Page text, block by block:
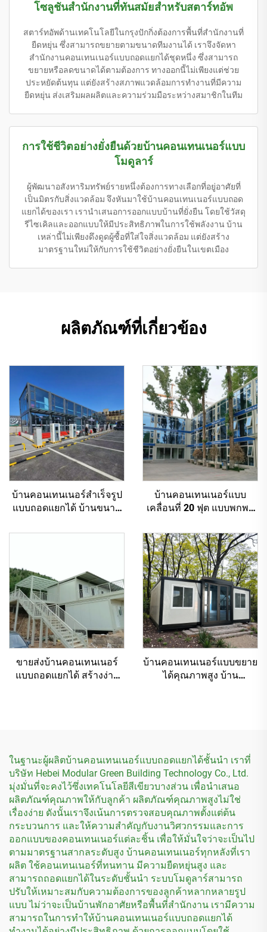
โซลูชันสำนักงานที่ทันสมัยสำหรับสตาร์ทอัพ
สตาร์ทอัพด้านเทคโนโลยีในกรุงปักกิ่งต้องการพื้นที่สำนักงานที่
ยืดหยุ่น ซึ่งสามารถขยายตามขนาดทีมงานได้ เราจึงจัดหา
สำนักงานคอนเทนเนอร์แบบถอดแยกได้ชุดหนึ่ง ซึ่งสามารถ
ขยายหรือลดขนาดได้ตามต้องการ ทางออกนี้ไม่เพียงแต่ช่วย
ประหยัดต้นทุน แต่ยังสร้างสภาพแวดล้อมการทำงานที่มีความ
ยืดหยุ่น ส่งเสริมผลผลิตและความร่วมมือระหว่างสมาชิกในทีม
การใช้ชีวิตอย่างยั่งยืนด้วยบ้านคอนเทนเนอร์แบบ
โมดูลาร์
ผู้พัฒนาอสังหาริมทรัพย์รายหนึ่งต้องการทางเลือกที่อยู่อาศัยที่
เป็นมิตรกับสิ่งแวดล้อม จึงหันมาใช้บ้านคอนเทนเนอร์แบบถอด
แยกได้ของเรา เรานำเสนอการออกแบบบ้านที่ยั่งยืน โดยใช้วัสดุ
รีไซเคิลและออกแบบให้มีประสิทธิภาพในการใช้พลังงาน บ้าน
เหล่านี้ไม่เพียงดึงดูดผู้ซื้อที่ใส่ใจสิ่งแวดล้อม แต่ยังสร้าง
มาตรฐานใหม่ให้กับการใช้ชีวิตอย่างยั่งยืนในเขตเมือง
ผลิตภัณฑ์ที่เกี่ยวข้อง
บ้านคอนเทนเนอร์สำเร็จรูป
แบบถอดแยกได้ บ้านขนาด
คอนเทนเนอร์แบบโมดูลาร์
บ้านคอนเทนเนอร์แบบ
เคลื่อนที่ 20 ฟุต แบบพกพา
ขายส่งบ้านคอนเทนเนอร์
แบบถอดแยกได้ สร้างง่าย
บ้านคอนเทนเนอร์แบบขยาย
ได้คุณภาพสูง บ้าน
ในฐานะผู้ผลิตบ้านคอนเทนเนอร์แบบถอดแยกได้ชั้นนำ เราที่
บริษัท Hebei Modular Green Building Technology Co., Ltd.
มุ่งมั่นที่จะคงไว้ซึ่งเทคโนโลยีสีเขียวบางส่วน เพื่อนำเสนอ
ผลิตภัณฑ์คุณภาพให้กับลูกค้า ผลิตภัณฑ์คุณภาพสูงไม่ใช่
เรื่องง่าย ดังนั้นเราจึงเน้นการตรวจสอบคุณภาพตั้งแต่ต้น
กระบวนการ และให้ความสำคัญกับงานวิศวกรรมและการ
ออกแบบของคอนเทนเนอร์แต่ละชิ้น เพื่อให้มั่นใจว่าจะเป็นไป
ตามมาตรฐานสากลระดับสูง บ้านคอนเทนเนอร์ทุกหลังที่เรา
ผลิต ใช้คอนเทนเนอร์ที่ทนทาน มีความยืดหยุ่นสูง และ
สามารถถอดแยกได้ในระดับชั้นนำ ระบบโมดูลาร์สามารถ
ปรับให้เหมาะสมกับความต้องการของลูกค้าหลากหลายรูป
แบบ ไม่ว่าจะเป็นบ้านพักอาศัยหรือพื้นที่สำนักงาน เรามีความ
สามารถในการทำให้บ้านคอนเทนเนอร์แบบถอดแยกได้